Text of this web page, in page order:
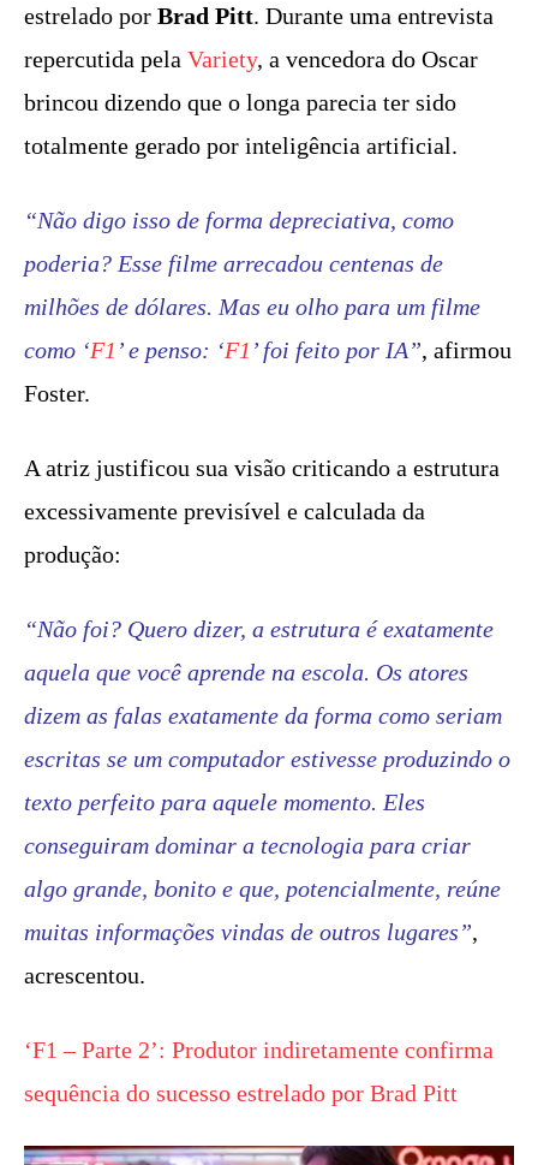
estrelado por Brad Pitt. Durante uma entrevista
repercutida pela Variety, a vencedora do Oscar
brincou dizendo que o longa parecia ter sido
totalmente gerado por inteligência artificial.
“Não digo isso de forma depreciativa, como
poderia? Esse filme arrecadou centenas de
milhões de dólares. Mas eu olho para um filme
como ‘F1 ’ e penso: ‘F1 ’ foi feito por IA”, afirmou
Foster.
A atriz justificou sua visão criticando a estrutura
excessivamente previsível e calculada da
produção:
“Não foi? Quero dizer, a estrutura é exatamente
aquela que você aprende na escola. Os atores
dizem as falas exatamente da forma como seriam
escritas se um computador estivesse produzindo o
texto perfeito para aquele momento. Eles
conseguiram dominar a tecnologia para criar
algo grande, bonito e que, potencialmente, reúne
muitas informações vindas de outros lugares”,
acrescentou.
‘F1 – Parte 2’: Produtor indiretamente confirma
sequência do sucesso estrelado por Brad Pitt